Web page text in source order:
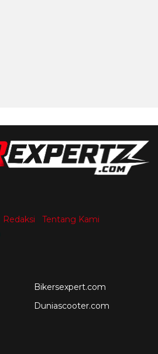
Redaksi
Tentang Kami
Bikersexpert.com
Duniascooter.com